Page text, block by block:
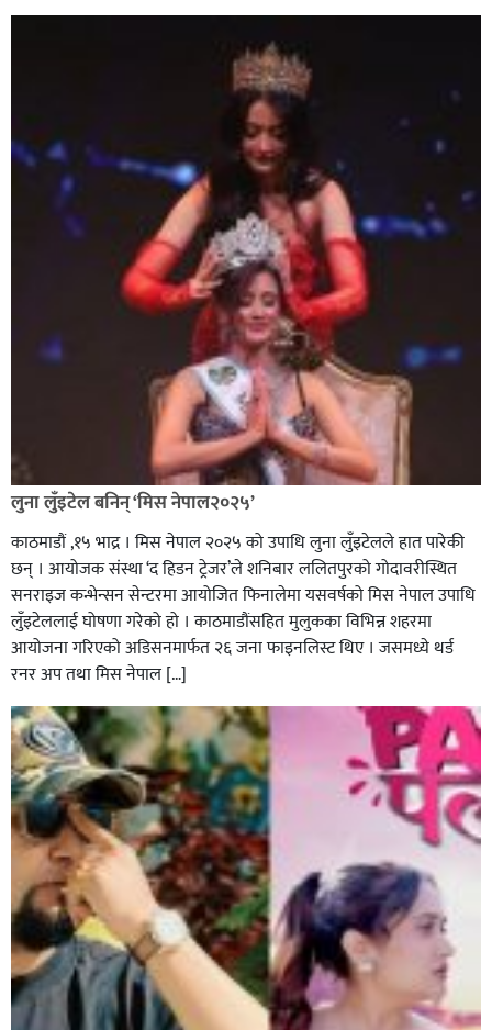
लुना लुँइटेल बनिन् ‘मिस नेपाल२०२५’
काठमाडौं ,१५ भाद्र । मिस नेपाल २०२५ को उपाधि लुना लुँइटेलले हात पारेकी
छन् । आयोजक संस्था ‘द हिडन ट्रेजर’ले शनिबार ललितपुरको गोदावरीस्थित
सनराइज कन्भेन्सन सेन्टरमा आयोजित फिनालेमा यसवर्षको मिस नेपाल उपाधि
लुँइटेललाई घोषणा गरेको हो । काठमाडौंसहित मुलुकका विभिन्न शहरमा
आयोजना गरिएको अडिसनमार्फत २६ जना फाइनलिस्ट थिए । जसमध्ये थर्ड
रनर अप तथा मिस नेपाल […]